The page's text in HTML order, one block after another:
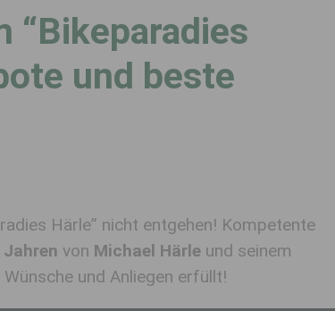
“Bikeparadies
und beste
Härle” nicht entgehen! Kompetente
Jahren von Michael Härle und seinem
und Anliegen erfüllt!